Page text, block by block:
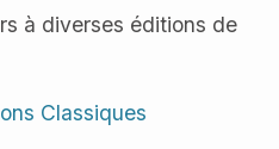
à diverses éditions de
Classiques